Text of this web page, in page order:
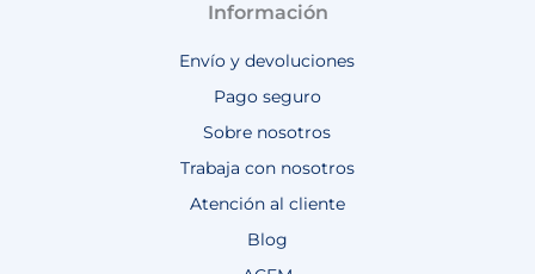
Información
Envío y devoluciones
Pago seguro
Sobre nosotros
Trabaja con nosotros
Atención al cliente
Blog